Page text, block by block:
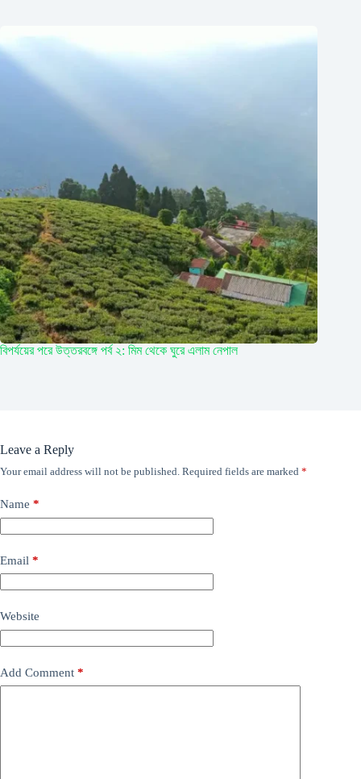
বিপর্যয়ের পরে উত্তরবঙ্গে পর্ব ২: মিম থেকে ঘুরে এলাম নেপাল
Leave a Reply
Your email address will not be published. Required fields are marked *
Name *
Email *
Website
Add Comment *